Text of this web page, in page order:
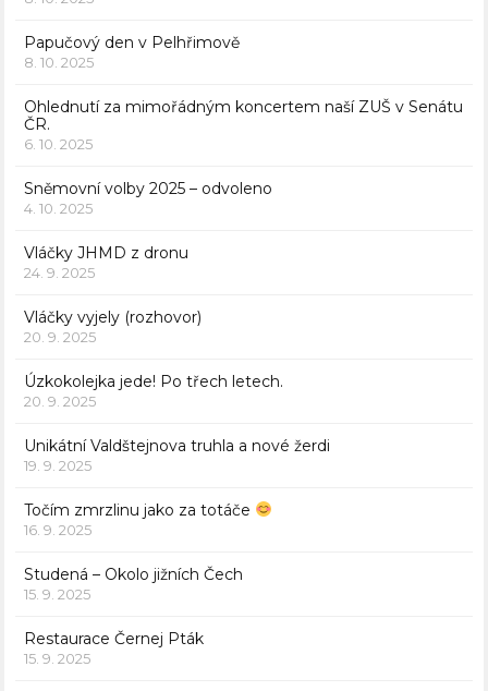
Papučový den v Pelhřimově
8. 10. 2025
Ohlednutí za mimořádným koncertem naší ZUŠ v Senátu
ČR.
6. 10. 2025
Sněmovní volby 2025 – odvoleno
4. 10. 2025
Vláčky JHMD z dronu
24. 9. 2025
Vláčky vyjely (rozhovor)
20. 9. 2025
Úzkokolejka jede! Po třech letech.
20. 9. 2025
Unikátní Valdštejnova truhla a nové žerdi
19. 9. 2025
Točím zmrzlinu jako za totáče
16. 9. 2025
Studená – Okolo jižních Čech
15. 9. 2025
Restaurace Černej Pták
15. 9. 2025